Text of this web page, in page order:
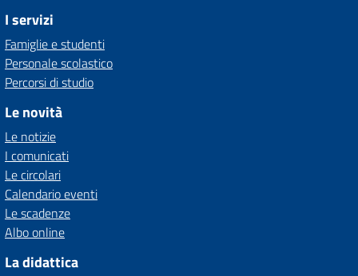
I servizi
Famiglie e studenti
Personale scolastico
Percorsi di studio
Le novità
Le notizie
I comunicati
Le circolari
Calendario eventi
Le scadenze
Albo online
La didattica